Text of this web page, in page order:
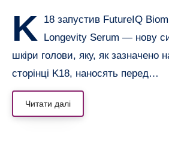
K
18 запустив FutureIQ
Longevity Serum — нову
шкіри голови, яку, як зазначено
сторінці K18, наносять перед…
Читати далі